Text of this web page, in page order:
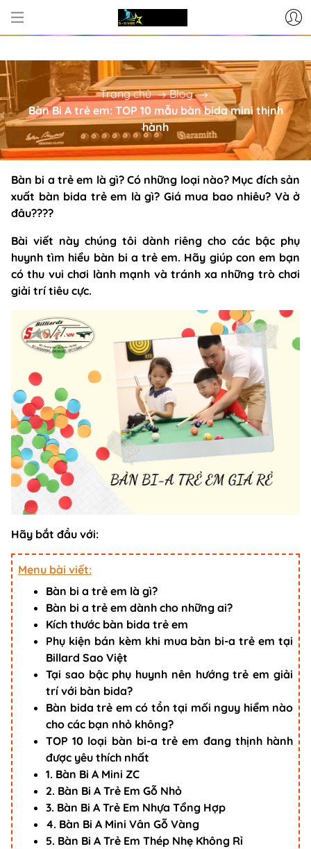
CẤP BÀN BI-A - PHỤ KIỆN BI-A
Trang chủ
Blog
Bàn Bi A trẻ em: TOP 10 mẫu bàn bida mini thịnh
hành
Bàn bi a trẻ em là gì? Có những loại nào? Mục đích sản
xuất bàn bida trẻ em là gì? Giá mua bao nhiêu? Và ở
đâu????
Bài viết này chúng tôi dành riêng cho các bậc phụ
huynh tìm hiểu bàn bi a trẻ em. Hãy giúp con em bạn
có thu vui chơi lành mạnh và tránh xa những trò chơi
giải trí tiêu cực.
Hãy bắt đầu với:
Menu bài viết:
Bàn bi a trẻ em là gì?
Bàn bi a trẻ em dành cho những ai?
Kích thước bàn bida trẻ em
Phụ kiện bán kèm khi mua bàn bi-a trẻ em tại
Billard Sao Việt
Tại sao bậc phụ huynh nên hướng trẻ em giải
trí với bàn bida?
Bàn bida trẻ em có tồn tại mối nguy hiểm nào
cho các bạn nhỏ không?
TOP 10 loại bàn bi-a trẻ em đang thịnh hành
được yêu thích nhất
1. Bàn Bi A Mini ZC
2. Bàn Bi A Trẻ Em Gỗ Nhỏ
3. Bàn Bi A Trẻ Em Nhựa Tổng Hợp
4. Bàn Bi A Mini Vân Gỗ Vàng
5. Bàn Bi A Trẻ Em Thép Nhẹ Không Rỉ